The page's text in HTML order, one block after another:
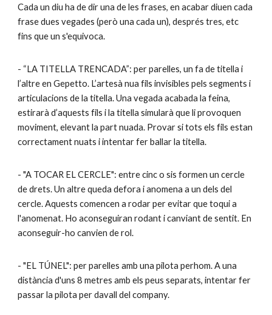
Cada un diu ha de dir una de les frases, en acabar diuen cada
frase dues vegades (però una cada un), després tres, etc
fins que un s'equivoca.
- “LA TITELLA TRENCADA”: per parelles, un fa de titella i
l’altre en Gepetto. L’artesà nua fils invisibles pels segments i
articulacions de la titella. Una vegada acabada la feina,
estirarà d’aquests fils i la titella simularà que li provoquen
moviment, elevant la part nuada. Provar si tots els fils estan
correctament nuats i intentar fer ballar la titella.
- "A TOCAR EL CERCLE": entre cinc o sis formen un cercle
de drets. Un altre queda defora i anomena a un dels del
cercle. Aquests comencen a rodar per evitar que toqui a
l'anomenat. Ho aconseguiran rodant i canviant de sentit. En
aconseguir-ho canvien de rol.
- "EL TÚNEL": per parelles amb una pilota perhom. A una
distància d'uns 8 metres amb els peus separats, intentar fer
passar la pilota per davall del company.